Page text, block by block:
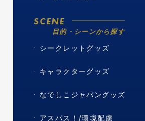
SCENE
目的・シーンから探す
シークレットグッズ
キャラクターグッズ
なでしこジャパングッズ
アスパス！/環境配慮